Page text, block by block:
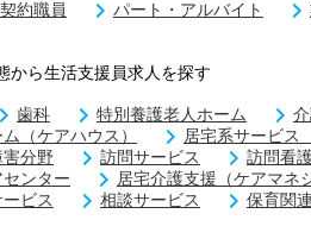
契約職員 パート・アルバイト
から生活支援員求人を探す
歯科 特別養護老人ホーム
（ケアハウス）
居宅系サービ
分野
訪問サービス 訪問看護
ンター
居宅介護支援（ケアマネ
ビス
相談サービス 保育関